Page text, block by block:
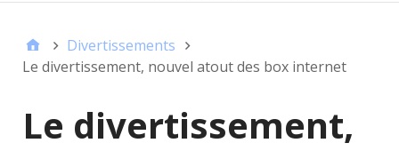
Divertissements
Le divertissement, nouvel atout des box internet
Le divertissement,